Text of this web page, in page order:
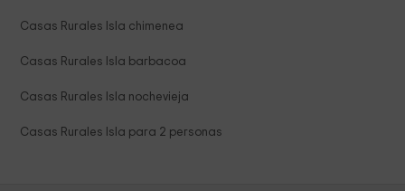
Casas Rurales Isla chimenea
Casas Rurales Isla barbacoa
Casas Rurales Isla nochevieja
Casas Rurales Isla para 2 personas